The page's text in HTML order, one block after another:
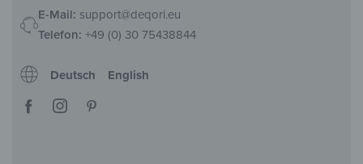
E-Mail: support@deqori.eu
Telefon: +49 (0) 30 75438844
Deutsch English